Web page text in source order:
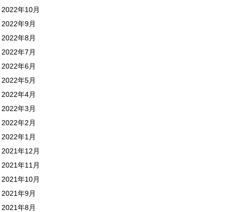
2022年10月
2022年9月
2022年8月
2022年7月
2022年6月
2022年5月
2022年4月
2022年3月
2022年2月
2022年1月
2021年12月
2021年11月
2021年10月
2021年9月
2021年8月